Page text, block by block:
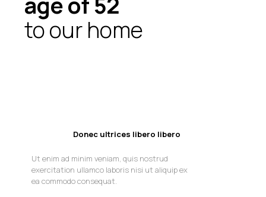
to our home
Donec ultrices libero libero
Ut enim ad minim veniam, quis nostrud
exercitation ullamco laboris nisi ut aliquip ex
ea commodo consequat.